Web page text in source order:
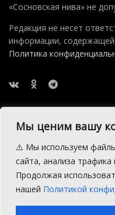
Мы ценим вашу
⚠️ Мы используем
сайта, анализа трафика
Продолжая
нашей Политикой
«Сосновская нива» не
Редакция не несет
информации,
Политика
2015 — 2026 © АНО Редакция
Производство сайта:Андрей